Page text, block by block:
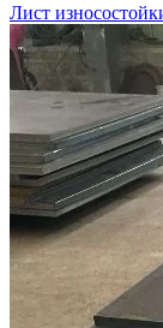
Лист